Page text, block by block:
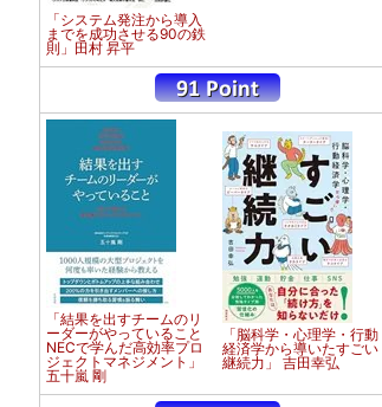
「システム発注から導入
までを成功させる90の鉄
則」田村 昇平
「結果を出すチームのリ
ーダーがやっていること
NECで学んだ高効率プロ
ジェクトマネジメント」
五十嵐 剛
「脳科学・心理学・行動
経済学から導いたすごい
継続力」 吉田幸弘